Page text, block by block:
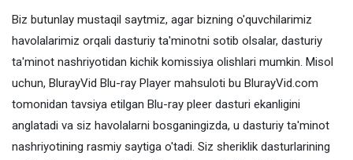
Biz butunlay mustaqil saytmiz, agar bizning o'quvchilarimiz
havolalarimiz orqali dasturiy ta'minotni sotib olsalar, dasturiy
ta'minot nashriyotidan kichik komissiya olishlari mumkin. Misol
uchun, BlurayVid Blu-ray Player mahsuloti bu BlurayVid.com
tomonidan tavsiya etilgan Blu-ray pleer dasturi ekanligini
anglatadi va siz havolalarni bosganingizda, u dasturiy ta'minot
nashriyotining rasmiy saytiga o'tadi. Siz sheriklik dasturlarining